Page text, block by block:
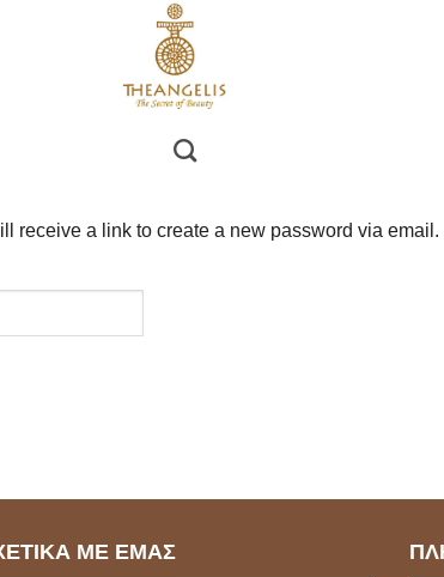
receive a link to create a new password via email.
ΜΕ ΕΜΑΣ